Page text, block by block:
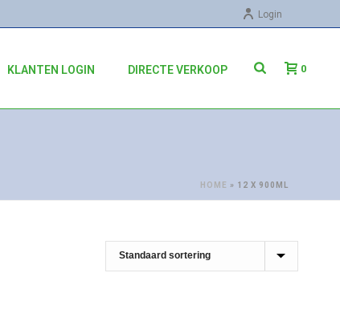
Login
KLANTEN LOGIN DIRECTE VERKOOP 0
HOME » 12 X 900ML